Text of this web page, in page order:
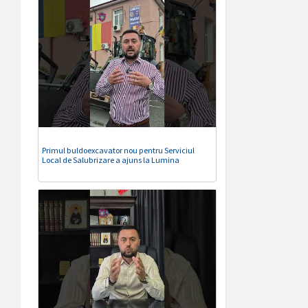
Primul buldoexcavator nou pentru Serviciul
Local de Salubrizare a ajuns la Lumina